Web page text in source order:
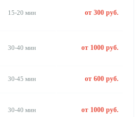
15-20 мин от 300 руб.
30-40 мин от 1000 руб.
30-45 мин от 600 руб.
30-40 мин от 1000 руб.